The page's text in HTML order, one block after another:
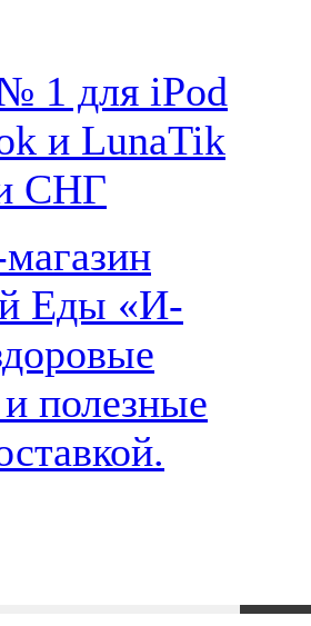
1 для iPod
и LunaTik
СНГ
Еды «И-
полезные